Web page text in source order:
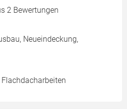
2 Bewertungen
Neueindeckung,